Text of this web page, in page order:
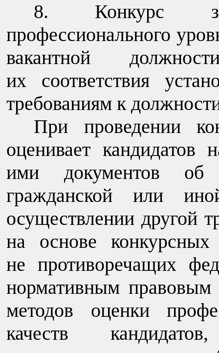
Конкурс
профессионального
вакантной
их соответствия
требованиям к
При проведении
оценивает кандидатов
ими документов об
гражданской или
осуществлении другой
на основе
не противоречащих
нормативным правовым
методов оценки
качеств